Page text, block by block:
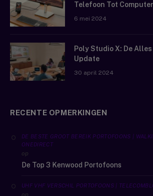
Telefoon Tot Computer
6 mei 2024
Poly Studio X: De
Update
30 april 2024
RECENTE OPMERKINGEN
DE BESTE GROOT BEREIK PORTOFOONS |
ONEDIRECT
op
De Top 3 Kenwood Portofoons
UHF VHF VERSCHIL PORTOFOONS |
op